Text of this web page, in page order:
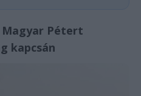
Magyar Pétert
kapcsán